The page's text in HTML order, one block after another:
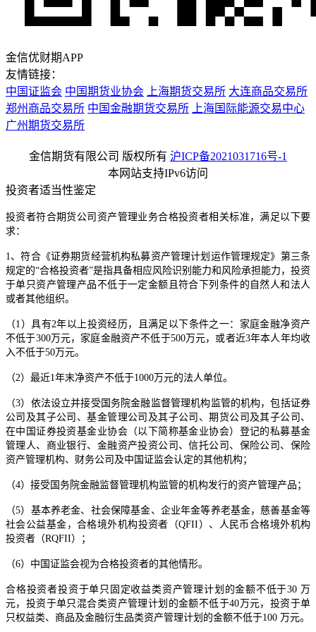
金信优财期APP
友情链接：
中国证监会 中国期货业协会 上海期货交易所 大连商品交易所
郑州商品交易所 中国金融期货交易所
上海国际能源交易中心
广州期货交易所
金信期货有限公司 版权所有 沪ICP备2021031716号-1
本网站支持IPv6访问
投资者适当性鉴定
投资者符合期货公司资产管理业务合格投资者相关标准，满足以下要
求：
1、符合《证券期货经营机构私募资产管理计划运作管理规定》第三条
规定的“合格投资者”是指具备相应风险识别能力和风险承担能力，投资
于单只资产管理产品不低于一定金额且符合下列条件的自然人和法人
或者其他组织。
（1）具有2年以上投资经历，且满足以下条件之一：家庭金融净资产
不低于300万元，家庭金融资产不低于500万元，或者近3年本人年均收
入不低于50万元。
（2）最近1年末净资产不低于1000万元的法人单位。
（3）依法设立并接受国务院金融监督管理机构监管的机构，包括证券
公司及其子公司、基金管理公司及其子公司、期货公司及其子公司、
在中国证券投资基金业协会（以下简称基金业协会）登记的私募基金
管理人、商业银行、金融资产投资公司、信托公司、保险公司、保险
资产管理机构、财务公司及中国证监会认定的其他机构；
（4）接受国务院金融监督管理机构监管的机构发行的资产管理产品；
（5）基本养老金、社会保障基金、企业年金等养老基金，慈善基金等
社会公益基金，合格境外机构投资者（QFII）、人民币合格境外机构
投资者（RQFII）；
（6）中国证监会视为合格投资者的其他情形。
合格投资者投资于单只固定收益类资产管理计划的金额不低于30 万
元，投资于单只混合类资产管理计划的金额不低于40万元，投资于单
只权益类、商品及金融衍生品类资产管理计划的金额不低于100 万元。